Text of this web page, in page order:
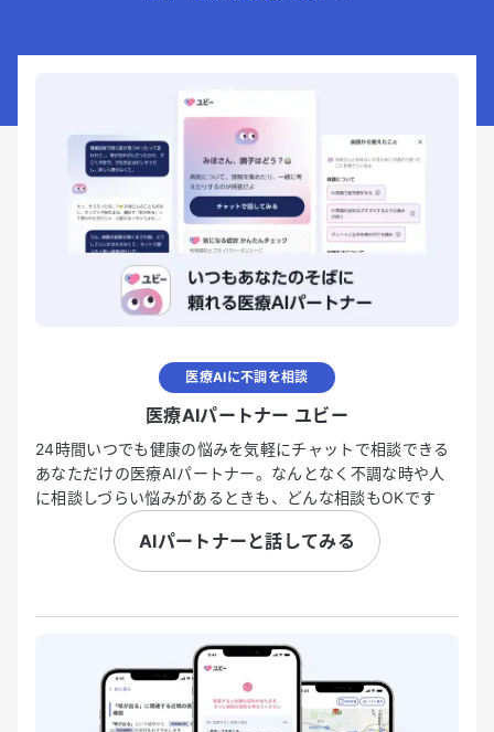
医療AIに不調を相談
医療AIパートナー ユビー
24時間いつでも健康の悩みを気軽にチャットで相談できる
あなただけの医療AIパートナー。なんとなく不調な時や人
に相談しづらい悩みがあるときも、どんな相談もOKです
AIパートナーと話してみる